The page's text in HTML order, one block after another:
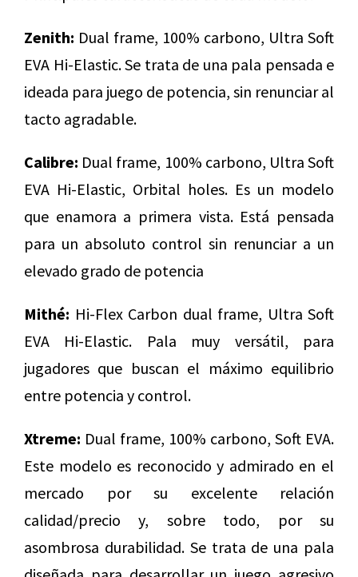
Zenith: Dual frame, 100% carbono, Ultra Soft
EVA Hi-Elastic. Se trata de una pala pensada e
ideada para juego de potencia, sin renunciar al
tacto agradable.
Calibre: Dual frame, 100% carbono, Ultra Soft
EVA Hi-Elastic, Orbital holes. Es un modelo
que enamora a primera vista. Está pensada
para un absoluto control sin renunciar a un
elevado grado de potencia
Mithé: Hi-Flex Carbon dual frame, Ultra Soft
EVA Hi-Elastic. Pala muy versátil, para
jugadores que buscan el máximo equilibrio
entre potencia y control.
Xtreme: Dual frame, 100% carbono, Soft EVA.
Este modelo es reconocido y admirado en el
mercado por su excelente relación
calidad/precio y, sobre todo, por su
asombrosa durabilidad. Se trata de una pala